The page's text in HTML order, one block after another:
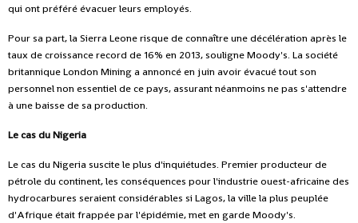
qui ont préféré évacuer leurs employés.
Pour sa part, la Sierra Leone risque de connaître une décélération après le
taux de croissance record de 16% en 2013, souligne Moody's. La société
britannique London Mining a annoncé en juin avoir évacué tout son
personnel non essentiel de ce pays, assurant néanmoins ne pas s'attendre
à une baisse de sa production.
Le cas du Nigeria
Le cas du Nigeria suscite le plus d'inquiétudes. Premier producteur de
pétrole du continent, les conséquences pour l'industrie ouest-africaine des
hydrocarbures seraient considérables si Lagos, la ville la plus peuplée
d'Afrique était frappée par l'épidémie, met en garde Moody's.